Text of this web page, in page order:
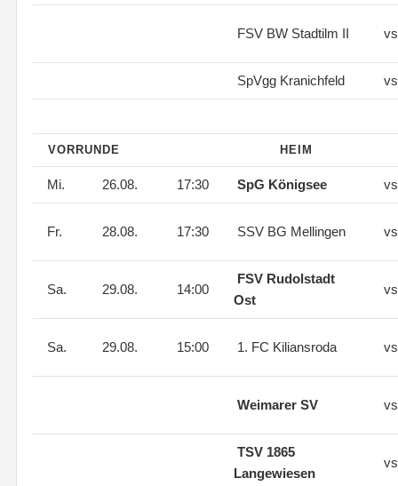
FSV BW Stadtilm II
SpVgg Kranichfeld
VORRUNDE HEIM
Mi. 26.08. 17:30 SpG Königsee
Fr. 28.08. 17:30 SSV BG Mellingen
Sa. 29.08. 14:00
FSV Rudolstadt
Ost
Sa. 29.08. 15:00 1. FC Kiliansroda
Weimarer SV
TSV 1865
Langewiesen